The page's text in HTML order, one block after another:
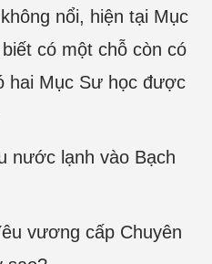
nổi, hiện tại Mục
có một chỗ còn có
hai Mục Sư học được
nước lạnh vào Bạch
vương cấp Chuyên